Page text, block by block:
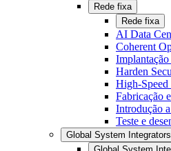
Rede fixa
Rede fixa
AI Data
Coherent
Harden
High-Speed
Fabricação
Introdução
Teste e
Global System Integrators